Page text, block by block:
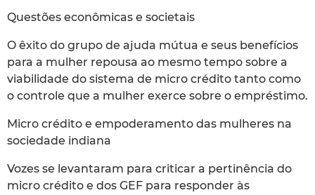
Questões econômicas e societais
O êxito do grupo de ajuda mútua e seus benefícios
para a mulher repousa ao mesmo tempo sobre a
viabilidade do sistema de micro crédito tanto como
o controle que a mulher exerce sobre o empréstimo.
Micro crédito e empoderamento das mulheres na
sociedade indiana
Vozes se levantaram para criticar a pertinência do
micro crédito e dos GEF para responder às